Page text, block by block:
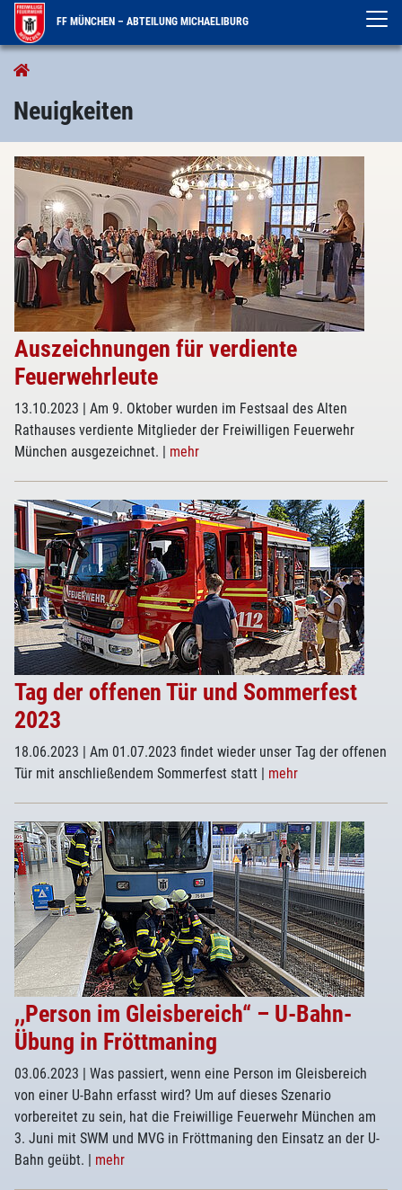
FF MÜNCHEN – ABTEILUNG MICHAELIBURG
Neuigkeiten
Auszeichnungen für verdiente
Feuerwehrleute
13.10.2023 | Am 9. Oktober wurden im Festsaal des Alten
Rathauses verdiente Mitglieder der Freiwilligen Feuerwehr
München ausgezeichnet. | mehr
Tag der offenen Tür und Sommerfest
2023
18.06.2023 | Am 01.07.2023 findet wieder unser Tag der offenen
Tür mit anschließendem Sommerfest statt | mehr
,,Person im Gleisbereich“ – U-Bahn-
Übung in Fröttmaning
03.06.2023 | Was passiert, wenn eine Person im Gleisbereich
von einer U-Bahn erfasst wird? Um auf dieses Szenario
vorbereitet zu sein, hat die Freiwillige Feuerwehr München am
3. Juni mit SWM und MVG in Fröttmaning den Einsatz an der U-
Bahn geübt. | mehr